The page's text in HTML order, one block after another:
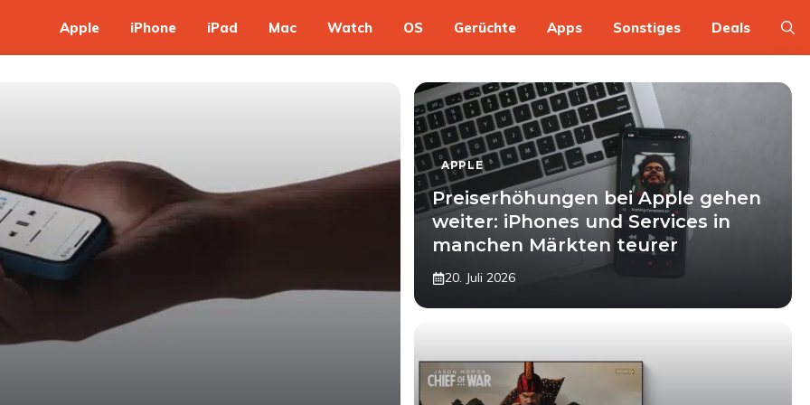
Apple iPhone iPad Mac Watch OS Gerüchte Apps Sonstiges Deals
APPLE
Preiserhöhungen bei Apple gehen
weiter: iPhones und Services in
manchen Märkten teurer
20. Juli 2026